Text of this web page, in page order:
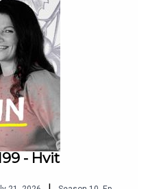
Blanc Brut
og squash (ratatouille-
- Hvit